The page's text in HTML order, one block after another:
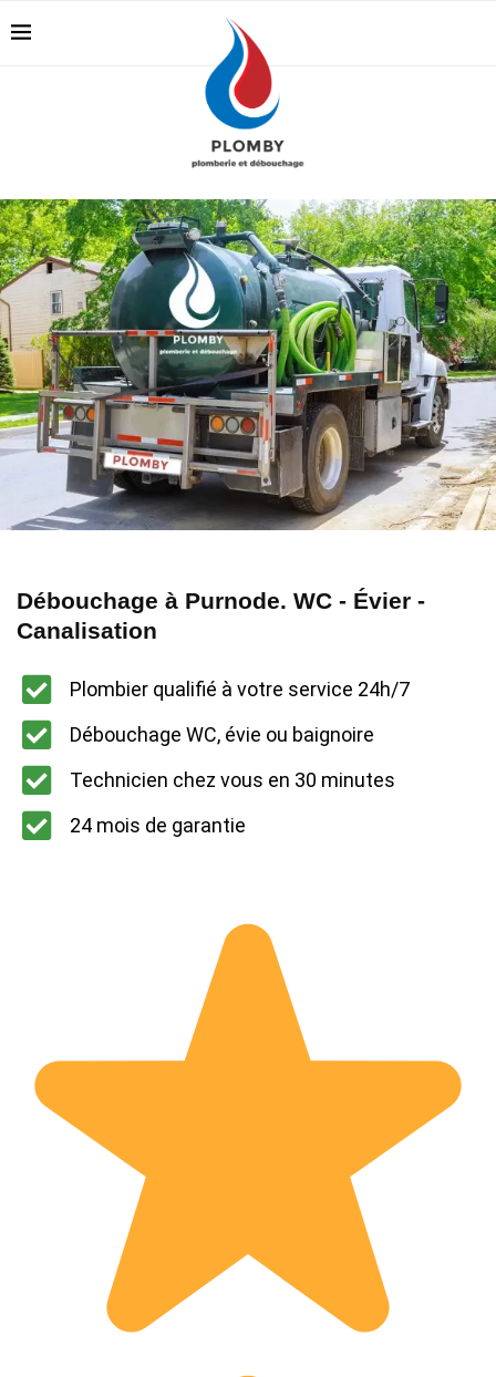
Débouchage à Purnode. WC - Évier -
Canalisation
Plombier qualifié à votre service 24h/7
Débouchage WC, évie ou baignoire
Technicien chez vous en 30 minutes
24 mois de garantie